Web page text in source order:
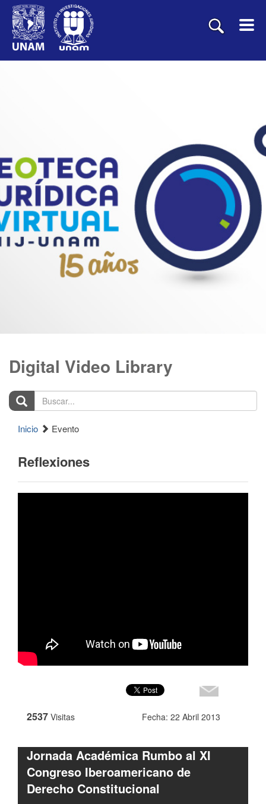
Digital Video Library
Buscar...
Inicio Evento
Reflexiones
2537 Visitas Fecha: 22 Abril 2013
Jornada Académica Rumbo al XI
Congreso Iberoamericano de
Derecho Constitucional